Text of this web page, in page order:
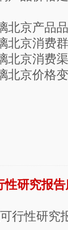
京产品
京消费
京消费
京价格
性研究报
行性研究